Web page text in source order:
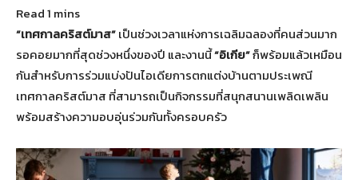
“เทศกาลคริสต์มาส”เป็นช่วงเวลาแห่งการเฉลิมฉลองที่คนส่วนมาก
รอคอยมากที่สุดช่วงหนึ่งของปี และงานนี้“อิเกีย”ก็พร้อมแล้วเหมือน
กันสำหรับการร่วมแบ่งปันไอเดียการตกแต่งบ้านตามประเพณี
เทศกาลคริสต์มาส ที่สามารถเป็นกิจกรรมที่สนุกสนานเพลิดเพลิน
พร้อมสร้างความอบอุ่นร่วมกันทั้งครอบครัว